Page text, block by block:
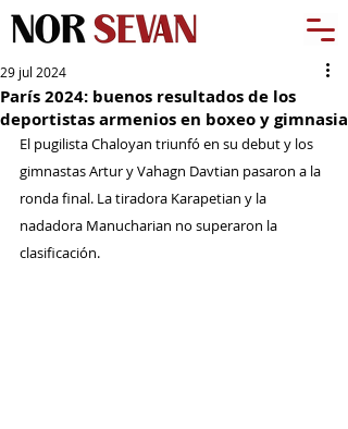
París 2024: buenos resultados de los
deportistas armenios en boxeo y gimnasia
29 jul 2024
El pugilista Chaloyan triunfó en su debut y los
gimnastas Artur y Vahagn Davtian pasaron a la
ronda final. La tiradora Karapetian y la
nadadora Manucharian no superaron la
clasificación.